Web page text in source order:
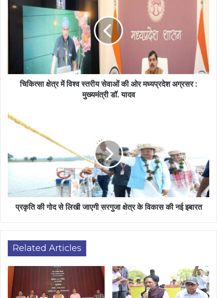
चिकित्सा क्षेत्र में विश्व स्तरीय सेवाओं की ओर मध्यप्रदेश अग्रसर :
मुख्यमंत्री डॉ. यादव
प्रकृति की गोद से लिखी जाएगी सरगुजा क्षेत्र के विकास की नई इबारत
Related Articles